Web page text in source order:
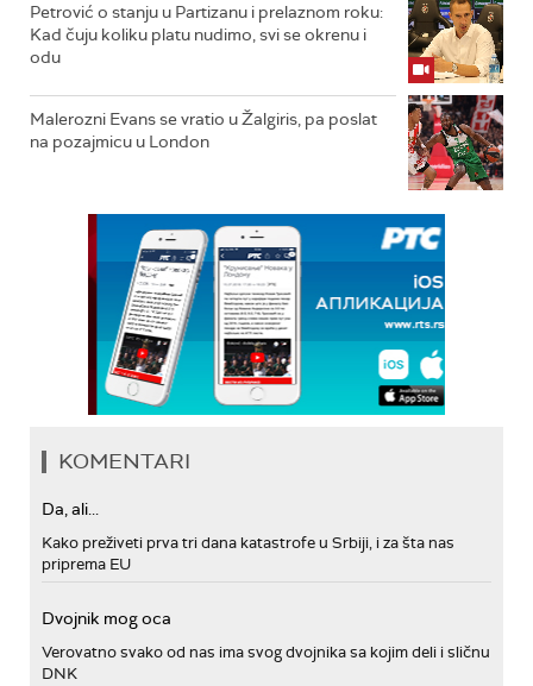
Petrović o stanju u Partizanu i prelaznom roku:
Kad čuju koliku platu nudimo, svi se okrenu i
odu
Malerozni Evans se vratio u Žalgiris, pa poslat
na pozajmicu u London
KOMENTARI
Da, ali...
Kako preživeti prva tri dana katastrofe u Srbiji, i za šta nas
priprema EU
Dvojnik mog oca
Verovatno svako od nas ima svog dvojnika sa kojim deli i sličnu
DNK